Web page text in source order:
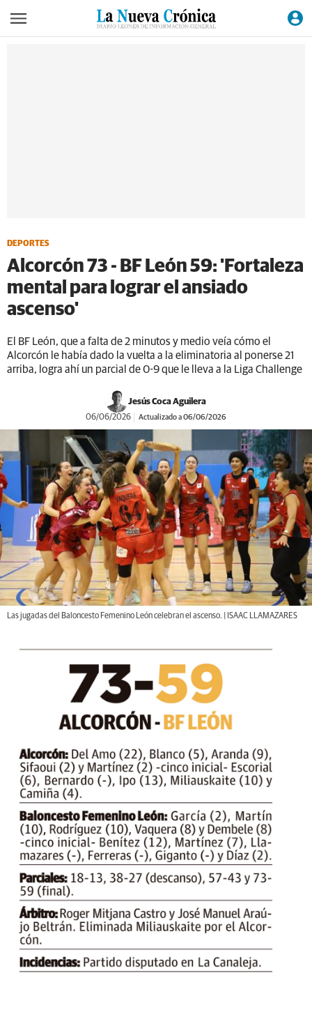
DEPORTES
Alcorcón 73 - BF León 59: 'Fortaleza
mental para lograr el ansiado
ascenso'
El BF León, que a falta de 2 minutos y medio veía cómo el
Alcorcón le había dado la vuelta a la eliminatoria al ponerse 21
arriba, logra ahí un parcial de 0-9 que le lleva a la Liga Challenge
Jesús Coca Aguilera
06/06/2026 Actualizado a 06/06/2026
Las jugadas del Baloncesto Femenino León celebran el ascenso. | ISAAC LLAMAZARES